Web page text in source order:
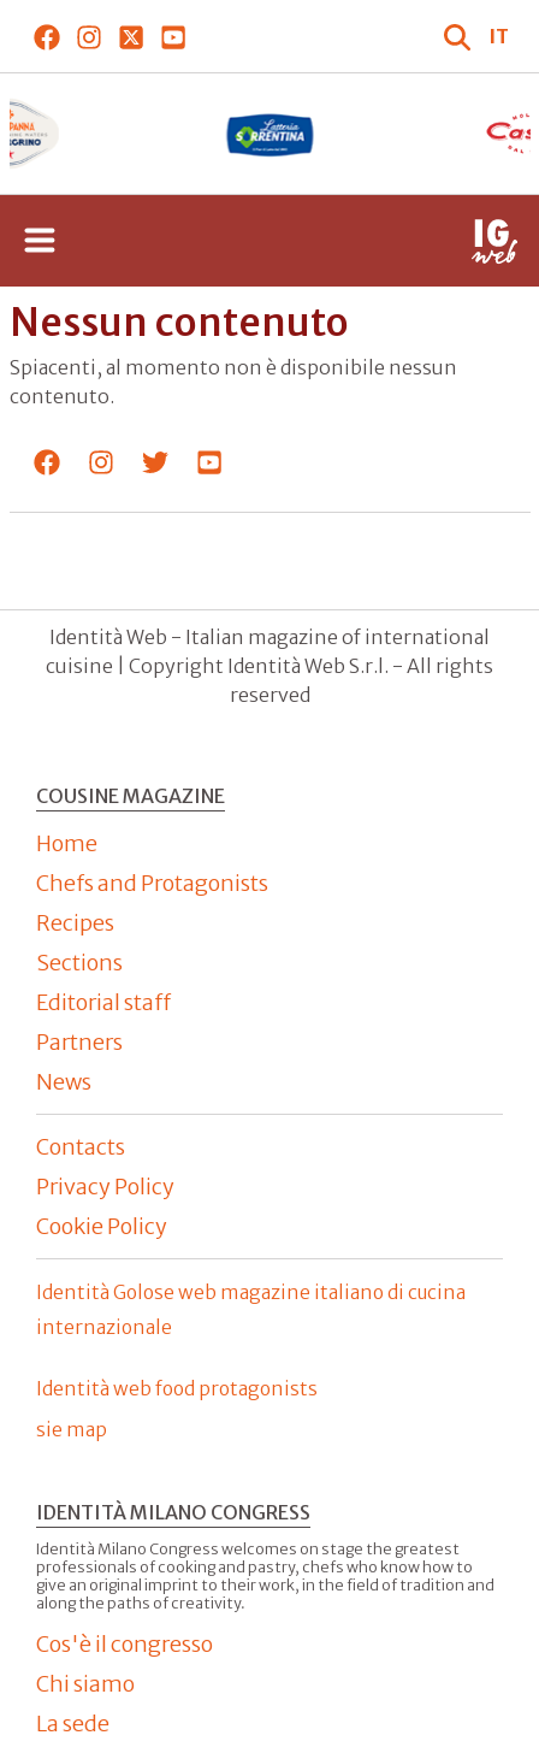
IT
Nessun contenuto
Spiacenti, al momento non è disponibile nessun
contenuto.
Identità Web - Italian magazine of international
cuisine | Copyright Identità Web S.r.l. - All rights
reserved
COUSINE MAGAZINE
Home
Chefs and Protagonists
Recipes
Sections
Editorial staff
Partners
News
Contacts
Privacy Policy
Cookie Policy
Identità Golose web magazine italiano di cucina
internazionale
Identità web food protagonists
sie map
IDENTITÀ MILANO CONGRESS
Identità Milano Congress welcomes on stage the greatest
professionals of cooking and pastry, chefs who know how to
give an original imprint to their work, in the field of tradition and
along the paths of creativity.
Cos'è il congresso
Chi siamo
La sede